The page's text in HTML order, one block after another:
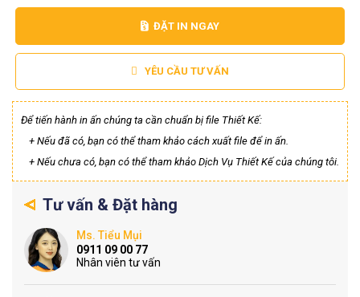
ĐẶT IN NGAY
YÊU CẦU TƯ VẤN
Để tiến hành in ấn chúng ta cần chuẩn bị file Thiết Kế:
+ Nếu đã có, bạn có thể tham khảo cách xuất file để in ấn.
+ Nếu chưa có, bạn có thể tham khảo Dịch Vụ Thiết Kế của chúng tôi.
Tư vấn & Đặt hàng
Ms. Tiểu Mụi
0911 09 00 77
Nhân viên tư vấn